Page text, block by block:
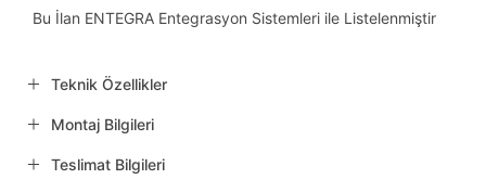
Bu İlan ENTEGRA Entegrasyon Sistemleri ile Listelenmiştir
Teknik Özellikler
Montaj Bilgileri
Teslimat Bilgileri